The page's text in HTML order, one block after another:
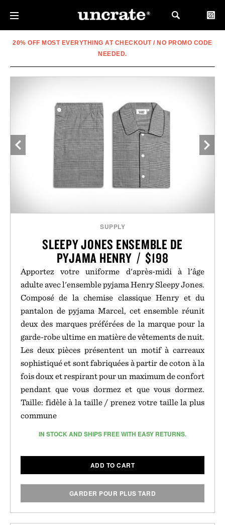
20% OFF MOST EVERYTHING AT CHECKOUT / NO PROMO CODE
NEEDED.
SUPPLY
SLEEPY JONES ENSEMBLE DE
PYJAMA HENRY / $198
Apportez votre uniforme d'après-midi à l'âge
adulte avec l'ensemble pyjama Henry Sleepy Jones.
Composé de la chemise classique Henry et du
pantalon de pyjama Marcel, cet ensemble réunit
deux des marques préférées de la marque pour la
garde-robe ultime en matière de vêtements de nuit.
Les deux pièces présentent un motif à carreaux
sophistiqué et sont fabriquées à partir de coton à la
fois doux et respirant pour un maximum de confort
pendant que vous dormez et que vous dormez.
Taille: fidèle à la taille / prenez votre taille la plus
commune
IN STOCK AND SHIPS FREE WITH EASY RETURNS.
ADD TO CART
GARDER POUR PLUS TARD